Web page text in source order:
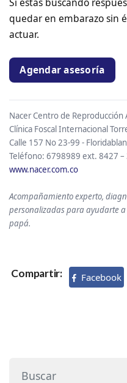
quedar en embarazo sin
actuar.
Agendar asesoría
Nacer Centro de Reproducción
Clínica Foscal Internacional
Calle 157 No 23-99 -
Teléfono: 6798989 ext. 8427
www.nacer.com.co
Acompañamiento experto,
personalizadas para ayudarte
papá.
Compartir: Facebook